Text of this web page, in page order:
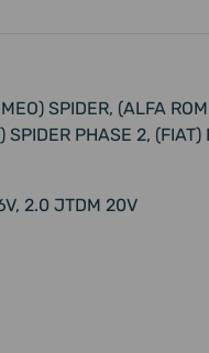
SPIDER, (ALFA
PHASE 2, (FIAT)
2.0 JTDM 20V